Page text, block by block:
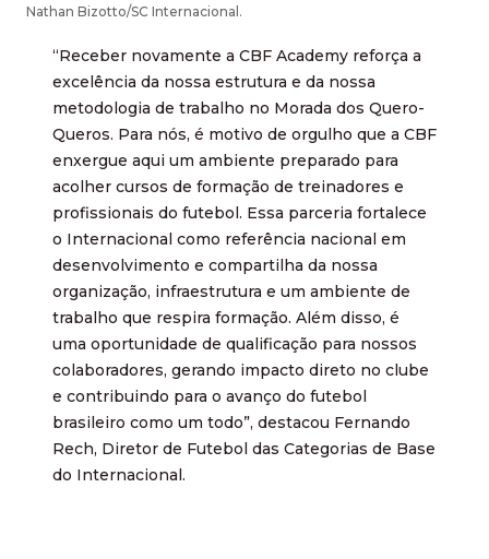
Nathan Bizotto/SC Internacional.
“Receber novamente a CBF Academy reforça a
excelência da nossa estrutura e da nossa
metodologia de trabalho no Morada dos Quero-
Queros. Para nós, é motivo de orgulho que a CBF
enxergue aqui um ambiente preparado para
acolher cursos de formação de treinadores e
profissionais do futebol. Essa parceria fortalece
o Internacional como referência nacional em
desenvolvimento e compartilha da nossa
organização, infraestrutura e um ambiente de
trabalho que respira formação. Além disso, é
uma oportunidade de qualificação para nossos
colaboradores, gerando impacto direto no clube
e contribuindo para o avanço do futebol
brasileiro como um todo”, destacou Fernando
Rech, Diretor de Futebol das Categorias de Base
do Internacional.